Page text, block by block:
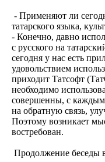
- Применяют ли
татарского языка,
- Конечно, давно
с русского на
сегодня у нас есть
удовольствием
приходит Татсофт
необходимо
совершенны, с каждым
на обратную связь,
Поэтому возникает
востребован.
Продолжение беседы в